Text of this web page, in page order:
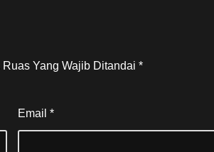
Ruas Yang Wajib Ditandai *
Email*